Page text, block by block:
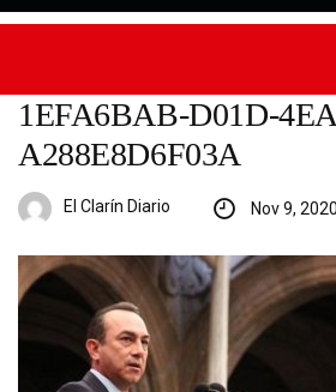
1EFA6BAB-D01D-
A288E8D6F03A
El Clarín Diario Nov 9, 2020